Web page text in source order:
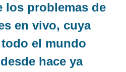
los problemas de
en vivo, cuya
el mundo
hace ya